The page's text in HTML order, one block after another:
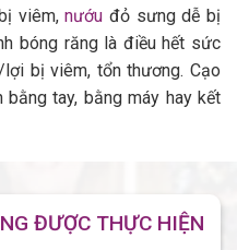
viêm,nướu đỏ sưng dễ bị
bóng răng là điều hết sức
bị viêm, tổn thương. Cạo
tay, bằng máy hay kết
ĐƯỢC THỰC HIỆN